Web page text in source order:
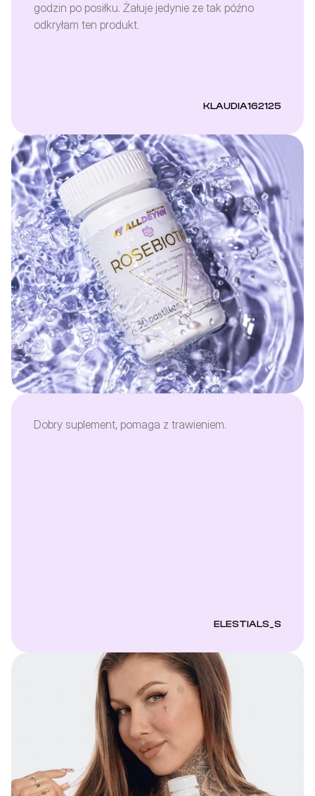
godzin po posiłku. Żałuje jedynie ze tak późno
odkryłam ten produkt.
KLAUDIA162125
Dobry suplement, pomaga z trawieniem.
ELESTIALS_S